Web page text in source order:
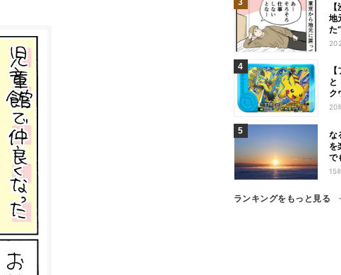
地
た
と
ク
ラ
20
な
を
で
15
ランキングをもっと見る